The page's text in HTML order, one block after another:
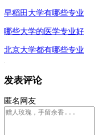
早稻田大学有哪些专业
哪些大学的医学专业好
北京大学都有哪些专业
发表评论
匿名网友